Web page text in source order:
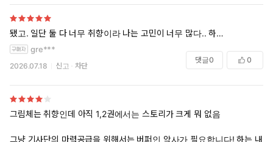
됐고. 일단 둘 다 너무 취향이라 나는 고민이 너무 많다.. 하…
gre***
2026.07.18 신고 차단
댓글0 0
그림체는 취향인데 아직 1,2권에서는 스토리가 크게 뭐 없음
그냥 기사단의 마력공급을 위해서는 버퍼인 악사가 필요합니다! 하는 내